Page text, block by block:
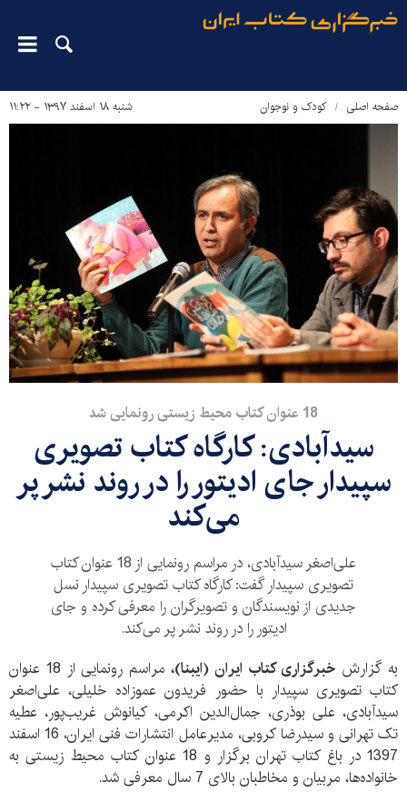
صفحه اصلی کودک و نوجوان شنبه ۱۸ اسفند ۱۳۹۷ - ۱۱:۲۲
18 عنوان کتاب محیط زیستی رونمایی شد
سیدآبادی: کارگاه کتاب تصویری
سپیدار جای ادیتور را در روند نشر پر
می‌کند
علی‌اصغر سیدآبادی، در مراسم رونمایی از 18 عنوان کتاب
تصویری سپیدار گفت: کارگاه کتاب تصویری سپیدار نسل
جدیدی از نویسندگان و تصویرگران را معرفی کرده و جای
ادیتور را در روند نشر پر می‌کند.
به گزارش خبرگزاری کتاب ایران (ایبنا)،
مراسم رونمایی از 18 عنوان
کتاب تصویری سپیدار با حضور فریدون عموزاده خلیلی، علی‌اصغر
سیدآبادی، علی بوذری، جمال‌الدین اکرمی، کیانوش غریب‌پور، عطیه
تک تهرانی و سیدرضا کروبی، مدیرعامل انتشارات فنی ایران، 16 اسفند
1397 در باغ کتاب تهران برگزار و 18 عنوان کتاب محیط زیستی به
خانواده‌ها، مربیان و مخاطبان بالای 7 سال معرفی شد.